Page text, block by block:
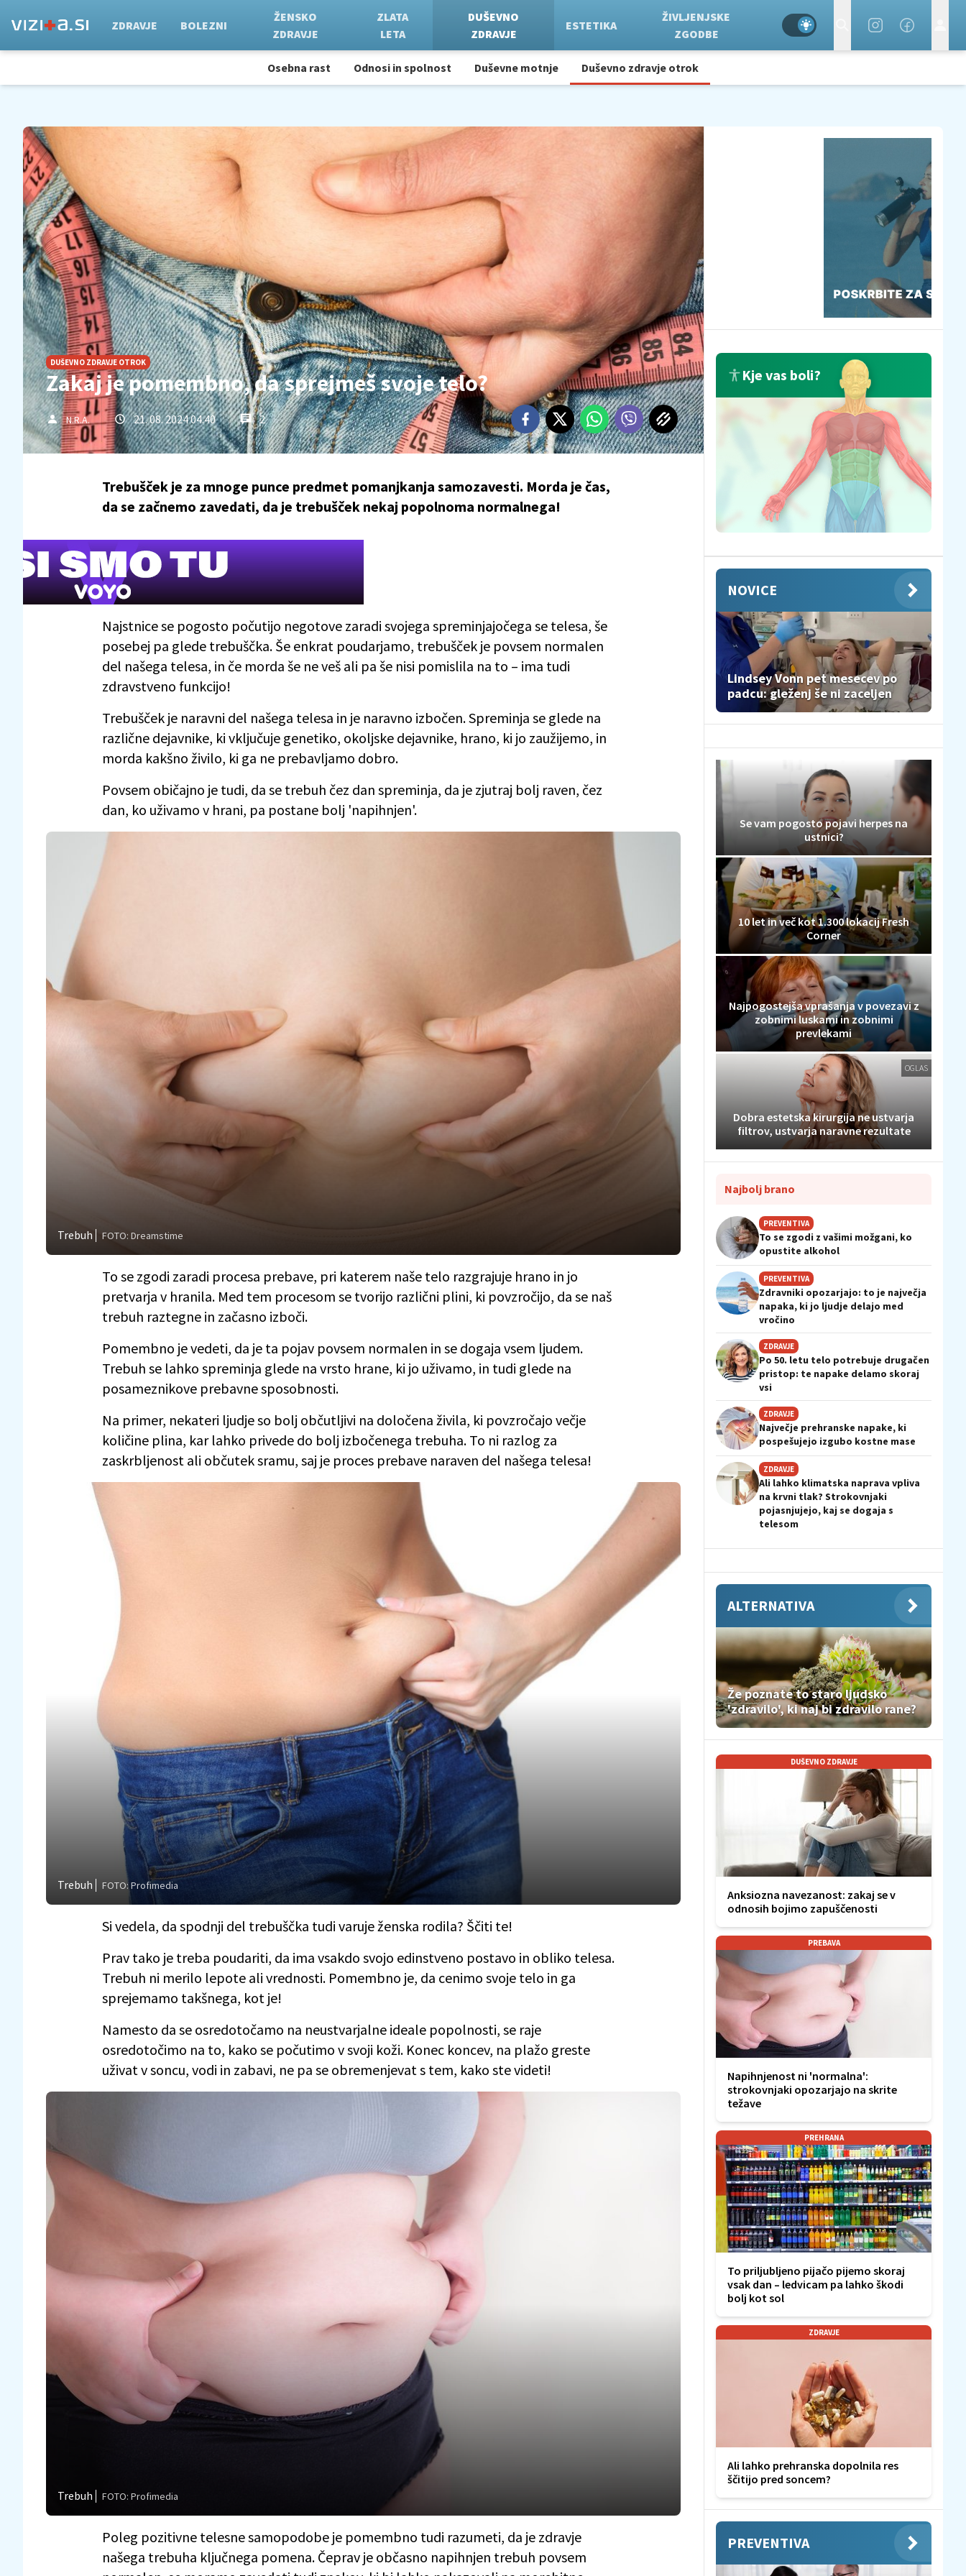
ZDRAVJE BOLEZNI
ŽENSKO
ZDRAVJE
ZLATA
LETA
DUŠEVNO
ZDRAVJE
ESTETIKA
ŽIVLJENJSKE
ZGODBE
Osebna rast Odnosi in spolnost Duševne motnje Duševno zdravje otrok
DUŠEVNO ZDRAVJE OTROK
Zakaj je pomembno, da sprejmeš svoje telo?
N.R.A. 21. 08. 2024 04.40 2
Trebušček je za mnoge punce predmet pomanjkanja samozavesti. Morda je čas,
da se začnemo zavedati, da je trebušček nekaj popolnoma normalnega!
Najstnice se pogosto počutijo negotove zaradi svojega spreminjajočega se telesa, še
posebej pa glede trebuščka. Še enkrat poudarjamo, trebušček je povsem normalen
del našega telesa, in če morda še ne veš ali pa še nisi pomislila na to – ima tudi
zdravstveno funkcijo!
Trebušček je naravni del našega telesa in je naravno izbočen. Spreminja se glede na
različne dejavnike, ki vključuje genetiko, okoljske dejavnike, hrano, ki jo zaužijemo, in
morda kakšno živilo, ki ga ne prebavljamo dobro.
Povsem običajno je tudi, da se trebuh čez dan spreminja, da je zjutraj bolj raven, čez
dan, ko uživamo v hrani, pa postane bolj 'napihnjen'.
Trebuh FOTO: Dreamstime
To se zgodi zaradi procesa prebave, pri katerem naše telo razgrajuje hrano in jo
pretvarja v hranila. Med tem procesom se tvorijo različni plini, ki povzročijo, da se naš
trebuh raztegne in začasno izboči.
Pomembno je vedeti, da je ta pojav povsem normalen in se dogaja vsem ljudem.
Trebuh se lahko spreminja glede na vrsto hrane, ki jo uživamo, in tudi glede na
posameznikove prebavne sposobnosti.
Na primer, nekateri ljudje so bolj občutljivi na določena živila, ki povzročajo večje
količine plina, kar lahko privede do bolj izbočenega trebuha. To ni razlog za
zaskrbljenost ali občutek sramu, saj je proces prebave naraven del našega telesa!
Trebuh FOTO: Profimedia
Si vedela, da spodnji del trebuščka tudi varuje ženska rodila? Ščiti te!
Prav tako je treba poudariti, da ima vsakdo svojo edinstveno postavo in obliko telesa.
Trebuh ni merilo lepote ali vrednosti. Pomembno je, da cenimo svoje telo in ga
sprejemamo takšnega, kot je!
Namesto da se osredotočamo na neustvarjalne ideale popolnosti, se raje
osredotočimo na to, kako se počutimo v svoji koži. Konec koncev, na plažo greste
uživat v soncu, vodi in zabavi, ne pa se obremenjevat s tem, kako ste videti!
Trebuh FOTO: Profimedia
Poleg pozitivne telesne samopodobe je pomembno tudi razumeti, da je zdravje
našega trebuha ključnega pomena. Čeprav je občasno napihnjen trebuh povsem
Kje vas boli?
NOVICE
Lindsey Vonn pet mesecev po
padcu: gleženj še ni zaceljen
Se vam pogosto pojavi herpes na
ustnici?
10 let in več kot 1.300 lokacij Fresh
Corner
Najpogostejša vprašanja v povezavi z
zobnimi luskami in zobnimi
prevlekami
OGLAS
Dobra estetska kirurgija ne ustvarja
filtrov, ustvarja naravne rezultate
Najbolj brano
PREVENTIVA
To se zgodi z vašimi možgani, ko
opustite alkohol
PREVENTIVA
Zdravniki opozarjajo: to je največja
napaka, ki jo ljudje delajo med
vročino
ZDRAVJE
Po 50. letu telo potrebuje drugačen
pristop: te napake delamo skoraj
vsi
ZDRAVJE
Največje prehranske napake, ki
pospešujejo izgubo kostne mase
ZDRAVJE
Ali lahko klimatska naprava vpliva
na krvni tlak? Strokovnjaki
pojasnjujejo, kaj se dogaja s
telesom
ALTERNATIVA
Že poznate to staro ljudsko
'zdravilo', ki naj bi zdravilo rane?
DUŠEVNO ZDRAVJE
Anksiozna navezanost: zakaj se v
odnosih bojimo zapuščenosti
PREBAVA
Napihnjenost ni 'normalna':
strokovnjaki opozarjajo na skrite
težave
PREHRANA
To priljubljeno pijačo pijemo skoraj
vsak dan – ledvicam pa lahko škodi
bolj kot sol
ZDRAVJE
Ali lahko prehranska dopolnila res
ščitijo pred soncem?
PREVENTIVA